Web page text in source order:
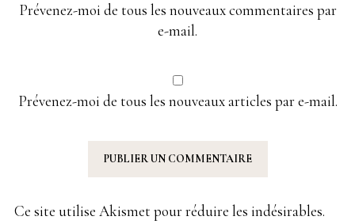
Prévenez-moi de tous les nouveaux commentaires par
e-mail.
Prévenez-moi de tous les nouveaux articles par e-mail.
Ce site utilise Akismet pour réduire les indésirables.